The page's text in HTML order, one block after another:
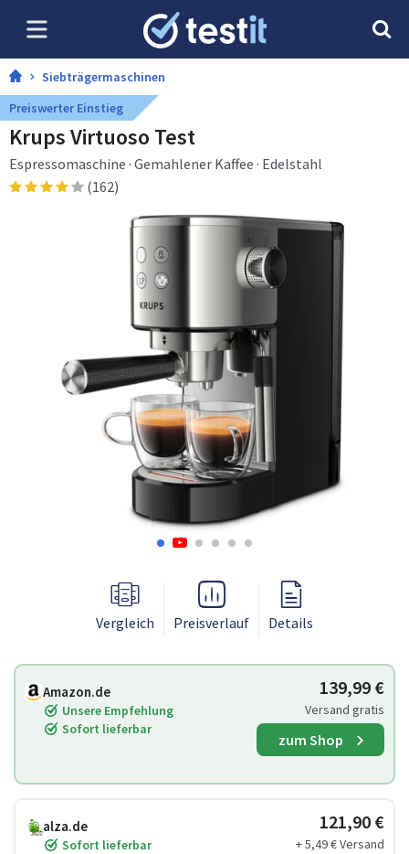
Siebträgermaschinen
Preiswerter Einstieg
Krups Virtuoso Test
Espressomaschine · Gemahlener Kaffee · Edelstahl
(162)
Vergleich Preisverlauf Details
Amazon.de
Unsere Empfehlung
Sofort lieferbar
139,99 €
Versand gratis
zum Shop
alza.de
Sofort lieferbar
121,90 €
+ 5,49 € Versand